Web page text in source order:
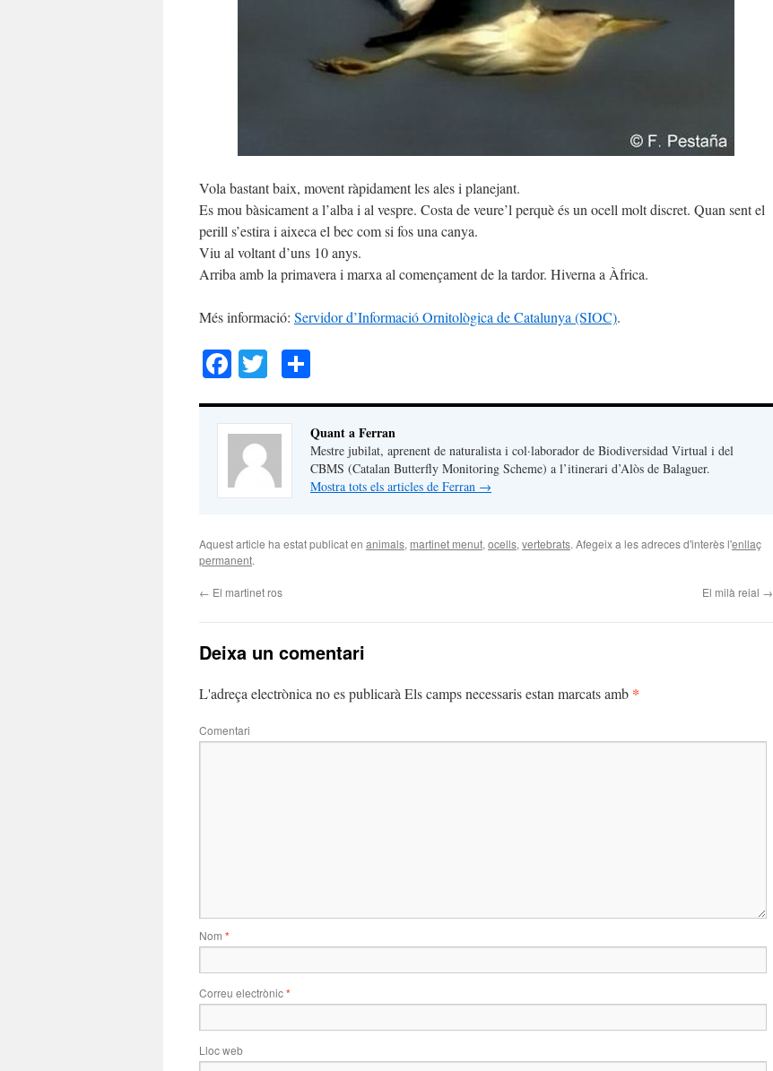
Vola bastant baix, movent ràpidament les ales i planejant.
Es mou bàsicament a l’alba i al vespre. Costa de veure’l perquè és un ocell molt discret. Quan sent el
perill s’estira i aixeca el bec com si fos una canya.
Viu al voltant d’uns 10 anys.
Arriba amb la primavera i marxa al començament de la tardor. Hiverna a Àfrica.
Més informació: Servidor d’Informació Ornitològica de Catalunya (SIOC).
Facebook
Twitter
Quant a Ferran
Mestre jubilat, aprenent de naturalista i col·laborador de Biodiversidad Virtual i del
CBMS (Catalan Butterfly Monitoring Scheme) a l’itinerari d’Alòs de Balaguer.
Mostra tots els articles de Ferran →
Aquest article ha estat publicat en animals, martinet menut,ocells,vertebrats. Afegeix a les adreces d'interès l'enllaç
permanent.
← El martinet ros El milà reial →
Deixa un comentari
L'adreça electrònica no es publicaràEls camps necessaris estan marcats amb *
Comentari
Nom *
Correu electrònic*
Lloc web